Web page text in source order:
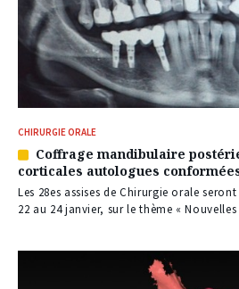
CHIRURGIE ORALE
Article
réservé
à
nos
Coffrage mandibulaire
corticales autologues
Les 28es assises de Chirurgie orale
22 au 24 janvier, sur le thème «